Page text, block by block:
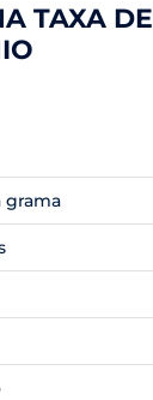
TAXA DE
grama